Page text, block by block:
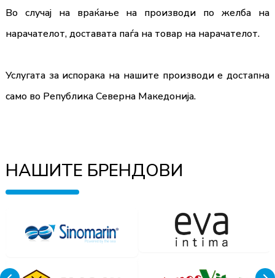
Во случај на враќање на производи по желба на
нарачателот, доставата паѓа на товар на нарачателот.
Услугата за испорака на нашите производи е достапна
само во Република Северна Македонија.
НАШИТЕ БРЕНДОВИ